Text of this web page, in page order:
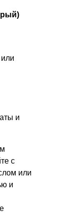
и
с
или
и